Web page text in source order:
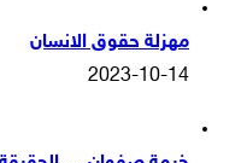
مهزلة حقوق الانسان
2023-10-14